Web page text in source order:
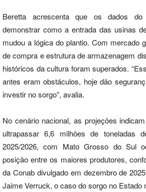
Beretta acrescenta que os dados
demonstrar como a entrada das usinas
mudou a lógica do plantio. Com mercado
de compra e estrutura de armazenagem
históricos da cultura foram superados.
antes eram obstáculos, hoje dão
investir no sorgo”, avalia.
No cenário nacional, as projeções
ultrapassar 6,6 milhões de toneladas
2025/2026, com Mato Grosso do Sul
posição entre os maiores produtores,
da Conab divulgado em dezembro de
Jaime Verruck, o caso do sorgo no Estado